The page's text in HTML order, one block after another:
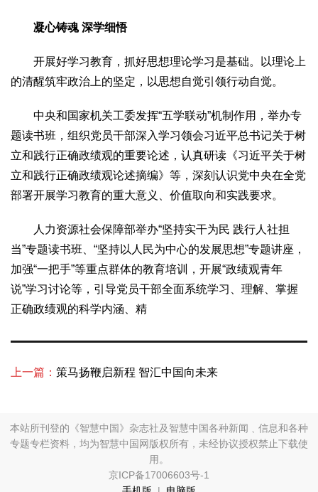
康养
成果展示
政策发布 视频播报 工程案例
康养智库
合作伙伴
凝心铸魂 深学细悟
开展好学习教育，抓好思想理论学习是基础。以理论上
的清醒筑牢政治上的坚定，以思想自觉引领行动自觉。
中央和国家机关工委发挥“五学联动”机制作用，举办专
题读书班，组织党员干部深入学习领会习近平总书记关于树
立和践行正确政绩观的重要论述，认真研读《习近平关于树
立和践行正确政绩观论述摘编》等，深刻认识党中央在全党
部署开展学习教育的重大意义、价值取向和实践要求。
人力资源社会保障部举办“坚持实干为民 践行人社担
当”专题读书班、“坚持以人民为中心的发展思想”专题讲座，
加强“一把手”等重点群体的教育培训，开展“政绩观青年
说”学习讨论等，引导党员干部全面系统学习、理解、掌握
正确政绩观的科学内涵、精
上一篇： 策马扬鞭启新程 智汇中国向未来
本站所刊登的《智慧中国》杂志社及智慧中国各种新闻﹑信息和各种
专题专栏资料，均为智慧中国网版权所有，未经协议授权禁止下载使
用。
京ICP备17006603号-1